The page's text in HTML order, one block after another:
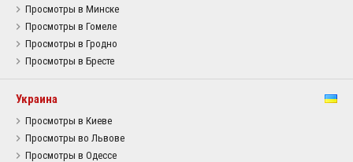
Просмотры в Минске
Просмотры в Гомеле
Просмотры в Гродно
Просмотры в Бресте
Украина
Просмотры в Киеве
Просмотры во Львове
Просмотры в Одессе